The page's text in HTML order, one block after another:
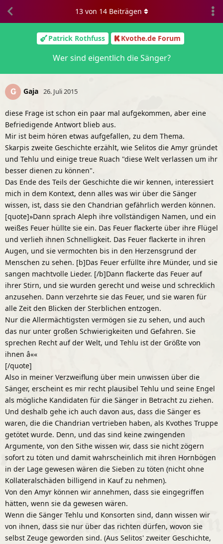
Patrick Rothfuss Kvothe.de Forum
Wer sind eigentlich die Sänger?
13von 14Beiträgen
G Gaja 26. Juli 2015
diese Frage ist schon ein paar mal aufgekommen, aber eine
Befriedigende Antwort blieb aus.
Mir ist beim hören etwas aufgefallen, zu dem Thema.
Skarpis zweite Geschichte erzählt, wie Selitos die Amyr gründet
und Tehlu und einige treue Ruach "diese Welt verlassen um ihr
besser dienen zu können".
Das Ende des Teils der Geschichte die wir kennen, interessiert
mich in dem Kontext, denn alles was wir über die Sänger
wissen, ist, dass sie den Chandrian gefährlich werden können.
[quote]»Dann sprach Aleph ihre vollständigen Namen, und ein
weißes Feuer hüllte sie ein. Das Feuer flackerte über ihre Flügel
und verlieh ihnen Schnelligkeit. Das Feuer flackerte in ihren
Augen, und sie vermochten bis in den Herzensgrund der
Menschen zu sehen. [b]Das Feuer erfüllte ihre Münder, und sie
sangen machtvolle Lieder. [/b]Dann flackerte das Feuer auf
ihrer Stirn, und sie wurden gerecht und weise und schrecklich
anzusehen. Dann verzehrte sie das Feuer, und sie waren für
alle Zeit den Blicken der Sterblichen entzogen.
Nur die Allermächtigsten vermögen sie zu sehen, und auch
das nur unter großen Schwierigkeiten und Gefahren. Sie
sprechen Recht auf der Welt, und Tehlu ist der Größte von
ihnen â««
[/quote]
Also in meiner Verzweiflung über mein unwissen über die
Sänger, erscheint es mir recht plausibel Tehlu und seine Engel
als mögliche Kandidaten für die Sänger in Betracht zu ziehen.
Und deshalb gehe ich auch davon aus, dass die Sänger es
waren, die die Chandrian vertrieben haben, als Kvothes Truppe
getötet wurde. Denn, und das sind keine zwingenden
Argumente, von den Sithe wissen wir, dass sie nicht zögern
sofort zu töten und damit wahrscheinlich mit ihren Hornbögen
in der Lage gewesen wären die Sieben zu töten (nicht ohne
Kollateralschäden billigend in Kauf zu nehmen).
Von den Amyr können wir annehmen, dass sie eingegriffen
hätten, wenn sie da gewesen wären.
Wenn die Sänger Tehlu und Konsorten sind, dann wissen wir
von ihnen, dass sie nur über das richten dürfen, wovon sie
selbst Zeuge geworden sind. (Aus Selitos' zweiter Geschichte,